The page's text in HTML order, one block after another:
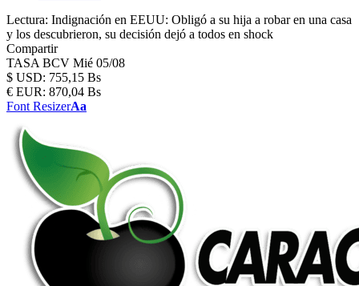
Lectura: Indignación en EEUU: Obligó a su hija a robar en una casa
y los descubrieron, su decisión dejó a todos en shock
Compartir
TASA BCV Mié 05/08
$ USD: 755,15 Bs
€ EUR: 870,04 Bs
Font ResizerAa